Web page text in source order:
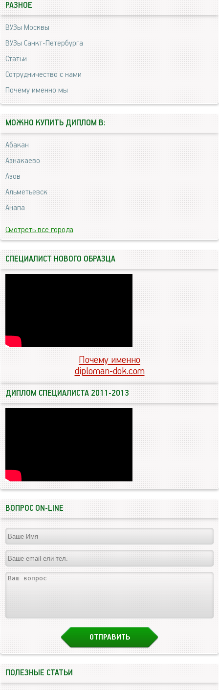
РАЗНОЕ
ВУЗы Москвы
ВУЗы Санкт-Петербурга
Статьи
Сотрудничество с нами
Почему именно мы
МОЖНО КУПИТЬ ДИПЛОМ В:
Абакан
Азнакаево
Азов
Альметьевск
Анапа
Смотреть все города
СПЕЦИАЛИСТ НОВОГО ОБРАЗЦА
Почему именно
diploman-dok.com
ДИПЛОМ СПЕЦИАЛИСТА 2011-2013
ВОПРОС ON-LINE
ПОЛЕЗНЫЕ СТАТЬИ